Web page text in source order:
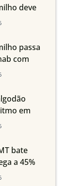
deve
da
aponta
passa
com
em
em
bate
a 45%